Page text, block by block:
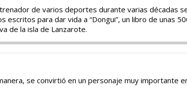
de varios deportes durante varias décadas
para dar vida a “Dongui”, un libro de unas
de la isla de Lanzarote.
se convirtió en un personaje muy importante